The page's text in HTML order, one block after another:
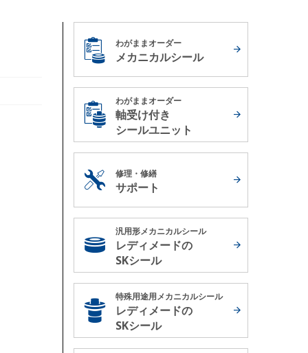
わがままオーダー
メカニカルシール
わがままオーダー
軸受け付き
シールユニット
修理・修繕
サポート
汎用形メカニカルシール
レディメードの
SKシール
特殊用途用メカニカルシール
レディメードの
SKシール